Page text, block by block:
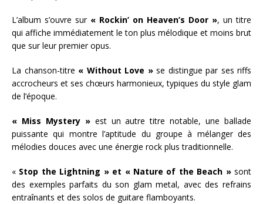
L’album s’ouvre sur « Rockin’ on Heaven’s Door », un titre
qui affiche immédiatement le ton plus mélodique et moins brut
que sur leur premier opus.
La chanson-titre « Without Love »se distingue par ses riffs
accrocheurs et ses chœurs harmonieux, typiques du style glam
de l’époque.
« Miss Mystery »est un autre titre notable, une ballade
puissante qui montre l’aptitude du groupe à mélanger des
mélodies douces avec une énergie rock plus traditionnelle.
« Stop the Lightning » et « Nature of the Beach »sont
des exemples parfaits du son glam metal, avec des refrains
entraînants et des solos de guitare flamboyants.